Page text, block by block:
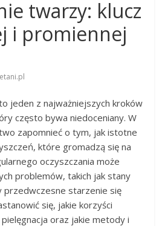
twarzy: klucz
i promiennej
jeden z najważniejszych kroków
często bywa niedoceniany. W
zapomnieć o tym, jak istotne
które gromadzą się na
oczyszczania może
problemów, takich jak stany
przedwczesne starzenie się
się, jakie korzyści
oraz jakie metody i